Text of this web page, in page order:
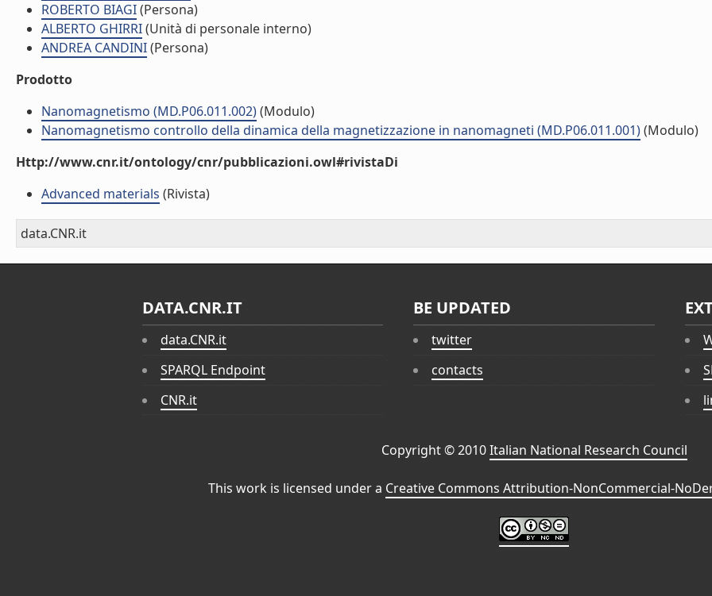
ROBERTO BIAGI(Persona)
ALBERTO GHIRRI(Unità di personale interno)
ANDREA CANDINI(Persona)
Prodotto
Nanomagnetismo (MD.P06.011.002)(Modulo)
Nanomagnetismo controllo della dinamica della magnetizzazione in nanomagneti (MD.P06.011.001)(Modulo)
Http://www.cnr.it/ontology/cnr/pubblicazioni.owl#rivistaDi
Advanced materials (Rivista)
data.CNR.it
DATA.CNR.IT
data.CNR.it
SPARQL Endpoint
CNR.it
BE UPDATED
twitter
contacts
Copyright © 2010Italian National Research Council
This work is licensed under a Creative Commons Attribution-NonCommercial-